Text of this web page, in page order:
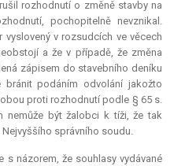
rozhodnutí o změně stavby na
pochopitelně nevznikal.
v rozsudcích ve věcech
a že v případě, že změna
zápisem do stavebního deníku
podáním odvolání jakožto
proti rozhodnutí podle § 65 s.
nemůže být žalobci k tíži, že tak
správního soudu.
s názorem, že souhlasy vydávané